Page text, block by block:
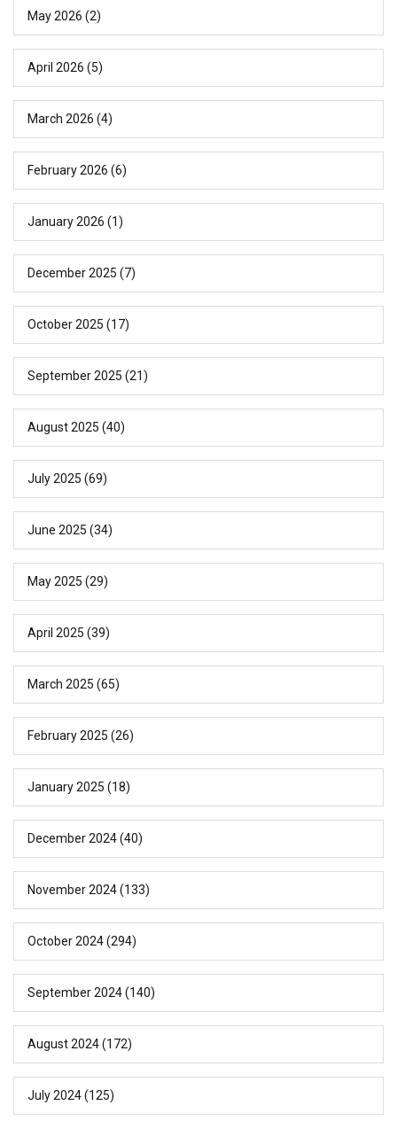
May 2026 (2)
April 2026 (5)
March 2026 (4)
February 2026 (6)
January 2026 (1)
December 2025 (7)
October 2025 (17)
September 2025 (21)
August 2025 (40)
July 2025 (69)
June 2025 (34)
May 2025 (29)
April 2025 (39)
March 2025 (65)
February 2025 (26)
January 2025 (18)
December 2024(40)
November 2024(133)
October 2024(294)
September 2024(140)
August 2024(172)
July 2024(125)